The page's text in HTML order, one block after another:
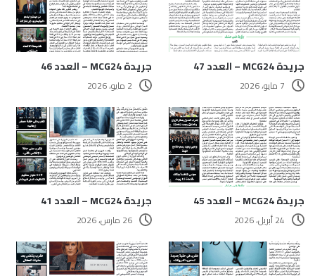
جريدة MCG24 – العدد 47
7 مايو، 2026
جريدة MCG24 – العدد 46
2 مايو، 2026
جريدة MCG24 – العدد 45
24 أبريل، 2026
جريدة MCG24 – العدد 41
26 مارس، 2026